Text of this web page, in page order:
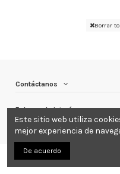
Borrar
Contáctanos
Enlaces de interés
Este sitio web utiliza
mejor experiencia de
De acuerdo